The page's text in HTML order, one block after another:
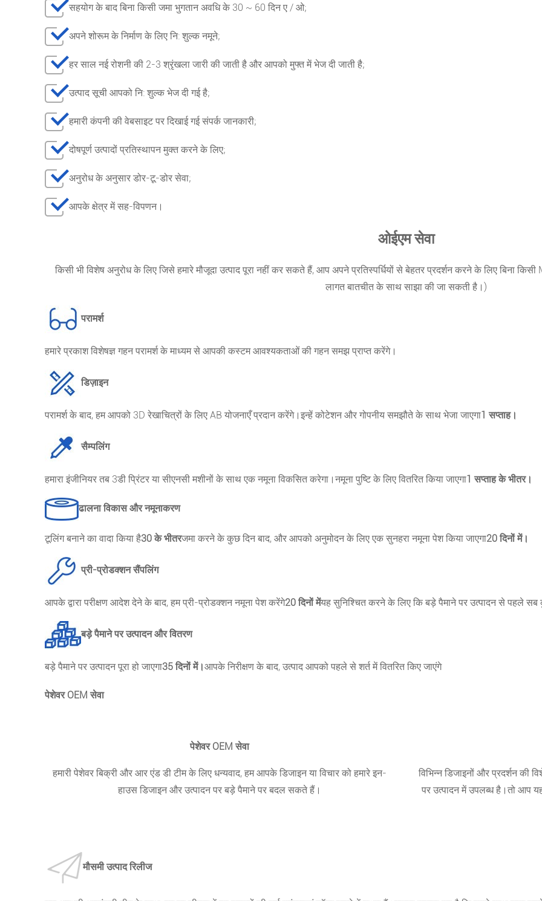
सहयोग के बाद बिना किसी जमा भुगतान अवधि के 30 ~ 60 दिन ए / ओ;
अपने शोरूम के निर्माण के लिए नि: शुल्क नमूने;
हर साल नई रोशनी की 2-3 श्रृंखला जारी की जाती है और आपको मुफ्त में भेज दी जाती है;
उत्पाद सूची आपको नि: शुल्क भेज दी गई है;
हमारी कंपनी की वेबसाइट पर दिखाई गई संपर्क जानकारी;
दोषपूर्ण उत्पादों प्रतिस्थापन मुक्त करने के लिए;
अनुरोध के अनुसार डोर-टू-डोर सेवा;
आपके क्षेत्र में सह-विपणन।
ओईएम सेवा
किसी भी विशेष अनुरोध के लिए जिसे हमारे मौजूदा उत्पाद पूरा नहीं कर सकते हैं, आप अपने प्रतिस्पर्धियों से बेहतर प्रदर्शन करने के लिए बिना
लागत बातचीत के साथ साझा की जा सकती है।)
परामर्श
हमारे प्रकाश विशेषज्ञ गहन परामर्श के माध्यम से आपकी कस्टम आवश्यकताओं की गहन समझ प्राप्त करेंगे।
डिज़ाइन
परामर्श के बाद, हम आपको 3D रेखाचित्रों के लिए AB योजनाएँ प्रदान करेंगे।इन्हें कोटेशन और गोपनीय समझौते के साथ भेजा जाएगा1 सप्ताह।
सैम्पलिंग
हमारा इंजीनियर तब 3डी प्रिंटर या सीएनसी मशीनों के साथ एक नमूना विकसित करेगा।नमूना पुष्टि के लिए वितरित किया जाएगा1 सप्ताह के भीतर।
ढालना विकास और नमूनाकरण
टूलिंग बनाने का वादा किया है30 के भीतरजमा करने के कुछ दिन बाद, और आपको अनुमोदन के लिए एक सुनहरा नमूना पेश किया जाएगा20 दिनों में।
प्री-प्रोडक्शन सैंपलिंग
आपके द्वारा परीक्षण आदेश देने के बाद, हम प्री-प्रोडक्शन नमूना पेश करेंगे20 दिनों मेंयह सुनिश्चित करने के लिए कि बड़े पैमाने पर उत्पादन से पहले सब
बड़े पैमाने पर उत्पादन और वितरण
बड़े पैमाने पर उत्पादन पूरा हो जाएगा35 दिनों में।आपके निरीक्षण के बाद, उत्पाद आपको पहले से शर्त में वितरित किए जाएंगे
पेशेवर OEM सेवा
पेशेवर OEM सेवा
हमारी पेशेवर बिक्री और आर एंड डी टीम के लिए धन्यवाद, हम आपके डिजाइन या विचार को हमारे इन-
हाउस डिजाइन और उत्पादन पर बड़े पैमाने पर बदल सकते हैं।
विभिन्न डिजाइनों और प्रदर्शन की
पर उत्पादन में उपलब्ध है।तो आप
मौसमी उत्पाद रिलीज